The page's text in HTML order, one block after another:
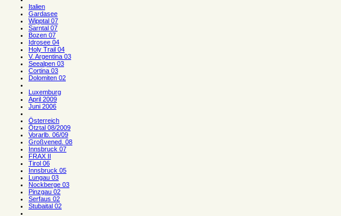
Italien
Gardasee
Wipptal 07
Sarntal 07
Bozen 07
Idrosee 04
Holy Trail 04
V. Argentina 03
Seealpen 03
Cortina 03
Dolomiten 02
Luxemburg
April 2009
Juni 2006
Österreich
Ötztal 08/2009
Vorarlb. 06/09
Großvened. 08
Innsbruck 07
FRAX II
Tirol 06
Innsbruck 05
Lungau 03
Nockberge 03
Pinzgau 02
Serfaus 02
Stubaital 02